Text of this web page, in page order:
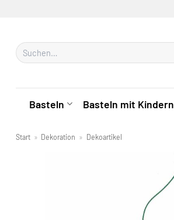
springen
Suchen
nach:
Basteln Basteln mit Kindern
Start » Dekoration » Dekoartikel